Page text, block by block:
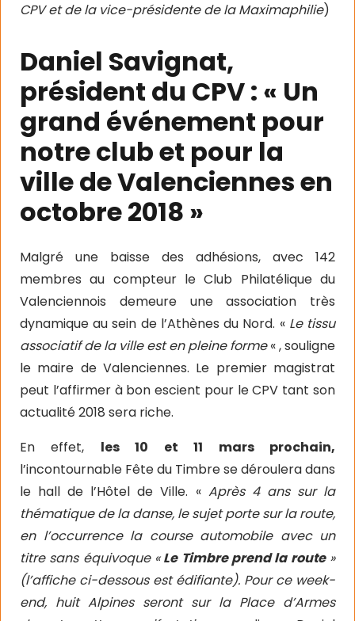
CPV et de la vice-présidente de la Maximaphilie)
Daniel Savignat,
président du CPV : « Un
grand événement pour
notre club et pour la
ville de Valenciennes en
octobre 2018 »
Malgré une baisse des adhésions, avec 142
membres au compteur le Club Philatélique du
Valenciennois demeure une association très
dynamique au sein de l’Athènes du Nord. «Le tissu
associatif de la ville est en pleine forme« , souligne
le maire de Valenciennes. Le premier magistrat
peut l’affirmer à bon escient pour le CPV tant son
actualité 2018 sera riche.
En effet, les 10 et 11 mars prochain,
l’incontournable Fête du Timbre se déroulera dans
le hall de l’Hôtel de Ville. « Après 4 ans sur la
thématique de la danse, le sujet porte sur la route,
en l’occurrence la course automobile avec un
titre sans équivoque «Le Timbre prend la route»
(l’affiche ci-dessous est édifiante). Pour ce week-
end, huit Alpines seront sur la Place d’Armes